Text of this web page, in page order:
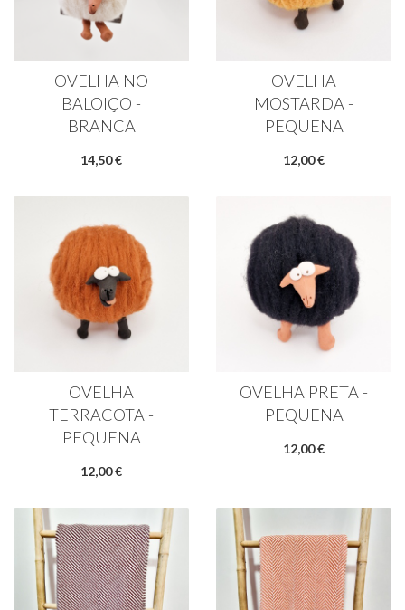
OVELHA NO
BALOIÇO -
BRANCA
14,50 €
OVELHA
MOSTARDA -
PEQUENA
12,00 €
OVELHA
TERRACOTA -
PEQUENA
12,00 €
OVELHA PRETA -
PEQUENA
12,00 €